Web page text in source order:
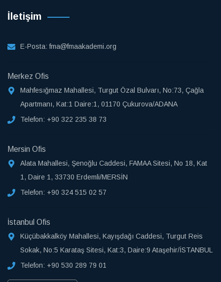
İletişim
E-Posta:fma@fmaakademi.org
Merkez Ofis
Mahfesığmaz Mahallesi, Turgut Özal Bulvarı, No:73, Çağla
Apartmanı, Kat:1 Daire:1, 01170 Çukurova/ADANA
Telefon: +90 322 235 38 73
Mersin Ofis
Alata Mahallesi, Şenoğlu Caddesi, FAMAA Sitesi, No 18, Kat
1, Daire 1, 33730 Erdemli/MERSİN
Telefon: +90 324 515 02 57
İstanbul Ofis
Küçübakkalköy Mahallesi, Kayışdağı Caddesi, Turgut Reis
Sokak, No:5 Karataş Sitesi, Kat:3, Daire:9 Ataşehir/İSTANBUL
Telefon: +90 530 289 79 01